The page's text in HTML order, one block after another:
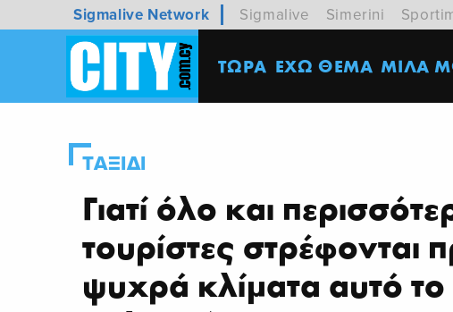
Sigmalive Network Sigmalive Simerini
ΤΩΡΑ ΕΧΩ ΘΕΜΑ MΙΛΑ
ΤΑΞΙΔΙ
Γιατί όλο και
τουρίστες στρέφονται
ψυχρά κλίματα αυτό το